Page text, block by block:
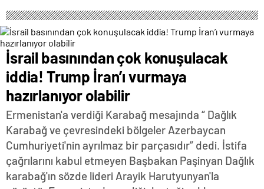
İsrail basınından çok konuşulacak
iddia! Trump İran’ı vurmaya
hazırlanıyor olabilir
Ermenistan'a verdiği Karabağ mesajında “ Dağlık
Karabağ ve çevresindeki bölgeler Azerbaycan
Cumhuriyeti'nin ayrılmaz bir parçasıdır” dedi. İstifa
çağrılarını kabul etmeyen Başbakan Paşinyan Dağlık
karabağ'ın sözde lideri Arayik Harutyunyan'la